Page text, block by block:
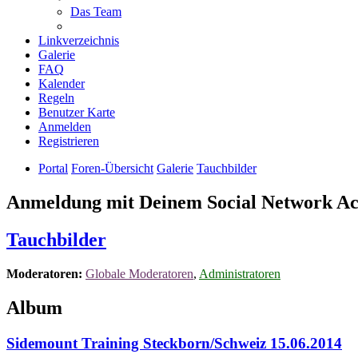
Das Team
Linkverzeichnis
Galerie
FAQ
Kalender
Regeln
Benutzer Karte
Anmelden
Registrieren
Portal Foren-Übersicht Galerie Tauchbilder
Anmeldung mit Deinem Social Network
Tauchbilder
Moderatoren: Globale Moderatoren, Administratoren
Album
Sidemount Training Steckborn/Schweiz 15.06.2014